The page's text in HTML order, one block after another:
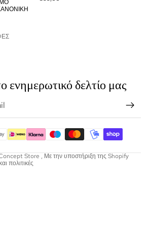
ενημερωτικό δελτίο μας
Store , Με την υποστήριξη της Shopify
πολιτικές